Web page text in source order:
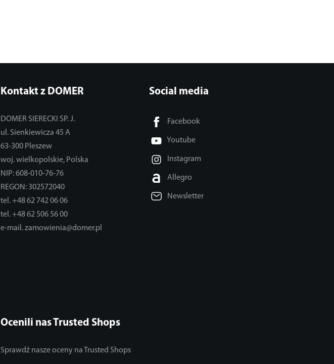
Kontakt z DOMER
DOMER SIERECKI SP. J.
ul. Sienkiewicza 45 A
63-300 Pleszew
woj. wielkopolskie, Polska
NIP: 608-010-76-76
REGON: 302572040
tel. +48 62 742 06 06
tel. +48 62 506 56 00
e-mail. zamowienia@domer.pl
Ocenili nas Trusted Shops
Sprawdź nasze oceny na Trusted Shops
Social media
Facebook
Youtube
Instagram
Allegro
Newsletter